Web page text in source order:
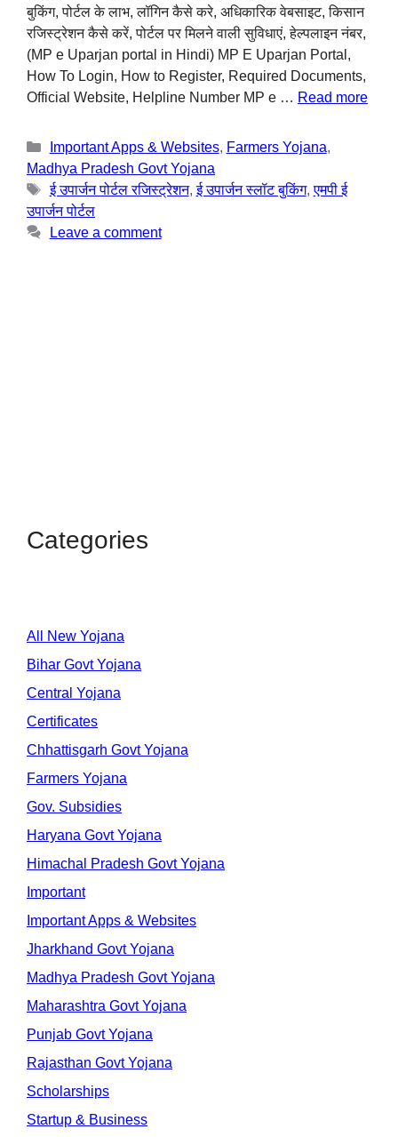
बुकिंग, पोर्टल के लाभ, लॉगिन कैसे करे, अधिकारिक वेबसाइट, किसान
रजिस्ट्रेशन कैसे करें, पोर्टल पर मिलने वाली सुविधाएं, हेल्पलाइन नंबर,
(MP e Uparjan portal in Hindi) MP E Uparjan Portal,
How To Login, How to Register, Required Documents,
Official Website, Helpline Number MP e … Read more
Important Apps & Websites, Farmers Yojana,
Madhya Pradesh Govt Yojana
ई उपार्जन पोर्टल रजिस्ट्रेशन,ई उपार्जन स्लॉट बुकिंग,एमपी ई
उपार्जन पोर्टल
Leave a comment
Categories
All New Yojana
Bihar Govt Yojana
Central Yojana
Certificates
Chhattisgarh Govt Yojana
Farmers Yojana
Gov. Subsidies
Haryana Govt Yojana
Himachal Pradesh Govt Yojana
Important
Important Apps & Websites
Jharkhand Govt Yojana
Madhya Pradesh Govt Yojana
Maharashtra Govt Yojana
Punjab Govt Yojana
Rajasthan Govt Yojana
Scholarships
Startup & Business